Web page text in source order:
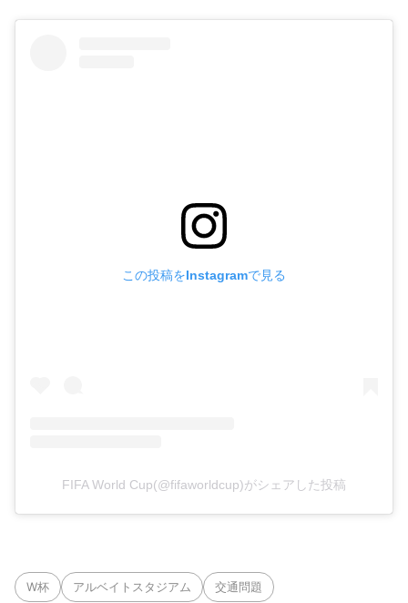
この投稿をInstagramで見る
FIFA World Cup(@fifaworldcup)がシェアした投稿
W杯 アルベイトスタジアム 交通問題